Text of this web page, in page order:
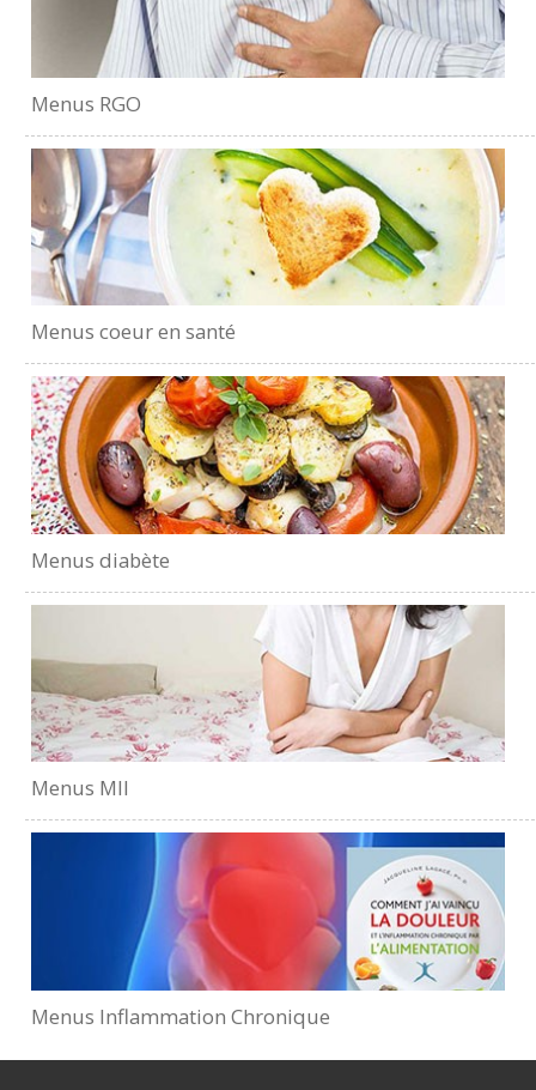
Menus RGO
Menus coeur en santé
Menus diabète
Menus MII
Menus Inflammation Chronique